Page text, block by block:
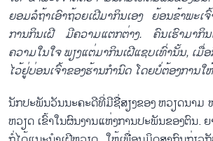
ຍອມລໍຖ້າເອົາຖ້ວຍເຝີມາກິນເອງ ຍ້ອນຂ້າພະ
ການກິນເຝີ ມີຄວາມແຕກຕ່າງ. ຄົນເຮົາມາກິ
ຄວາມໃນໃຈ ພຽງແຕ່ມາກິນເຝີແຊບເທົ່ານັ້ນ, ເມື່
ໄວ້ຢູ່ບ່ອນເຈົ້າຂອງຮ້ານກຳນົດ ໂດຍບໍ່ຕ້ອງການໃ
ນັກປະພັນວັນນະຄະດີທີ່ມີຊື່ສຽງຂອງ ຫວຽດນາມ
ຫວຽດ ເຂົ້າໃນຜົນງານແຫ່ງການປະພັນຂອງຕົນ.